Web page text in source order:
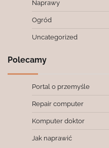
Naprawy
Ogród
Uncategorized
Polecamy
Portal o przemyśle
Repair computer
Komputer doktor
Jak naprawić